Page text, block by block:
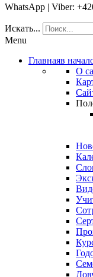
WhatsApp | Viber:
Искать...
Menu
Главнаяв
О